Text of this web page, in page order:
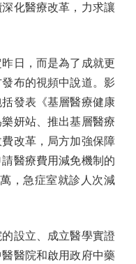
化醫療改革，力求讓
日，而是為了成就更
布的視頻中說道。影
發表《基層醫療健康
妍站、推出基層醫療
改革，局方加強保障
醫療費用減免機制的
，急症室就診人次減
設立、成立醫學實證
醫院和啟用政府中藥